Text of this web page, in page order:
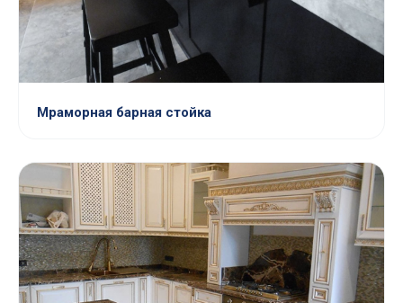
Мраморная барная стойка